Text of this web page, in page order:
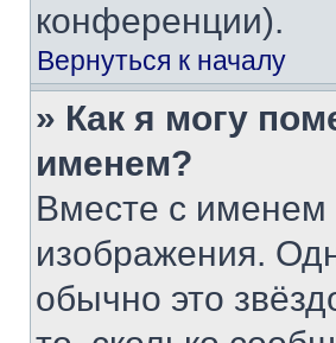
конференции).
Вернуться к началу
» Как я могу
именем?
Вместе с именем
изображения.
обычно это